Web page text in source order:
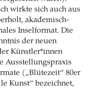
wirkte sich auch aus
akademisch-
Inselformat. Die
der neuen
Künstler*innen
Ausstellungspraxis
(„Blütezeit“ 80er
Kunst“ bezeichnet,